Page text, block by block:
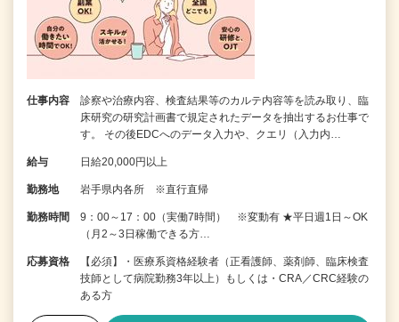
仕事内容
診察や治療内容、検査結果等のカルテ内容等を読み取り、臨
床研究の研究計画書で規定されたデータを抽出するお仕事で
す。 その後EDCへのデータ入力や、クエリ（入力内…
給与 日給20,000円以上
勤務地 岩手県内各所 ※直行直帰
勤務時間
9：00～17：00（実働7時間） ※変動有 ★平日週1日～OK
（月2～3日稼働できる方…
応募資格
【必須】・医療系資格経験者（正看護師、薬剤師、臨床検査
技師として病院勤務3年以上）もしくは・CRA／CRC経験の
ある方